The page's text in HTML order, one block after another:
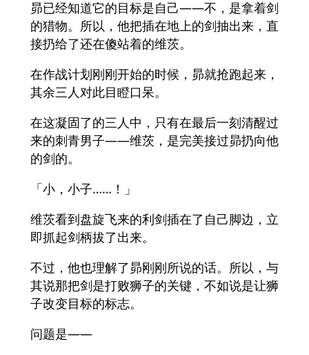
昴已经知道它的目标是自己——不，是拿着剑
的猎物。所以，他把插在地上的剑抽出来，直
接扔给了还在傻站着的维茨。
在作战计划刚刚开始的时候，昴就抢跑起来，
其余三人对此目瞪口呆。
在这凝固了的三人中，只有在最后一刻清醒过
来的刺青男子——维茨，是完美接过昴扔向他
的剑的。
「小，小子……！」
维茨看到盘旋飞来的利剑插在了自己脚边，立
即抓起剑柄拔了出来。
不过，他也理解了昴刚刚所说的话。所以，与
其说那把剑是打败狮子的关键，不如说是让狮
子改变目标的标志。
问题是——